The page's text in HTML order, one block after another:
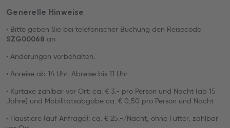
Generelle Hinweise
• Bitte geben Sie bei telefonischer Buchung den Reisecode
SZG00068 an.
• Änderungen vorbehalten.
• Anreise ab 14 Uhr, Abreise bis 11 Uhr
• Kurtaxe zahlbar vor Ort: ca. € 3.- pro Person und Nacht (ab 15
Jahre) und Mobilitätsabgabe ca. € 0,50 pro Person und Nacht
• Haustiere (auf Anfrage): ca. € 25.-/Nacht, ohne Futter, zahlbar